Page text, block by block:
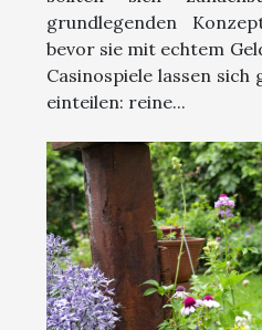
grundlegenden
bevor sie mit echtem
Casinospiele lassen
einteilen: reine...